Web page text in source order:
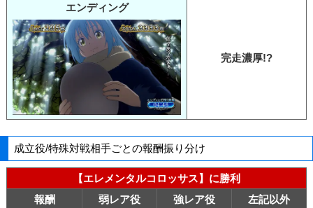
エンディング
完走濃厚!?
成立役/特殊対戦相手ごとの報酬振り分け
【エレメンタルコロッサス】に勝利
報酬
弱レア役 強レア役
左記以外